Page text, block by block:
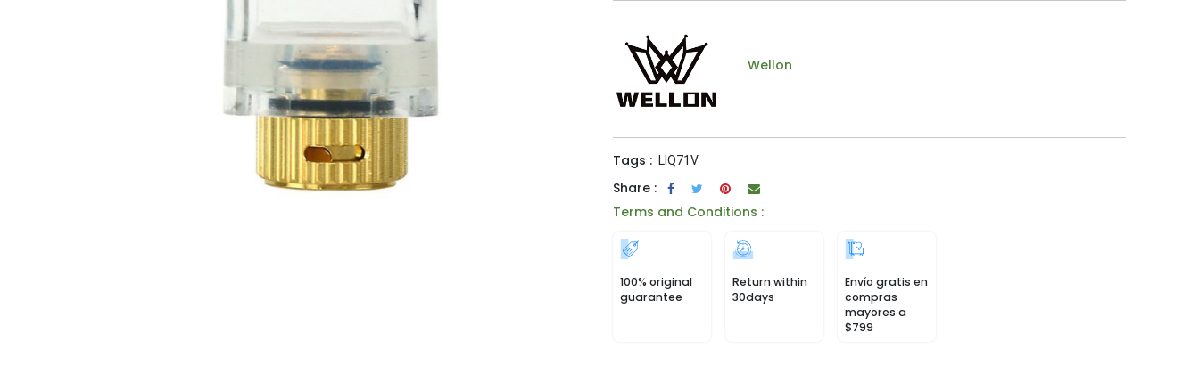
Wellon
Tags : LIQ71V
Share :
Terms and Conditions :
100% original
guarantee
Return within
30days
Envío gratis en
compras
mayores a
$799